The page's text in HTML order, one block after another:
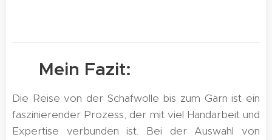
🌟 Mein Fazit:
Die Reise von der Schafwolle bis zum Garn ist ein
faszinierender Prozess, der mit viel Handarbeit und
Expertise verbunden ist. Bei der Auswahl von